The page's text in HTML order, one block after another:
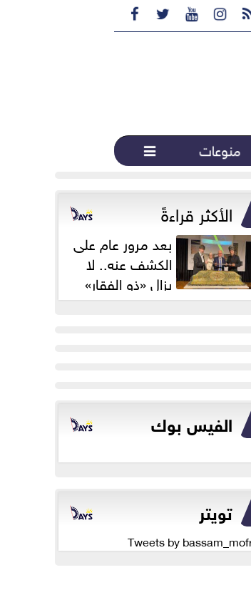
   
منوعات 
الأكثر قراءةً
بعد مرور عام على
الكشف عنه.. لا
يزال «ذو الفقار»
اهتمام...
الفيس بوك
تويتر
Tweets by